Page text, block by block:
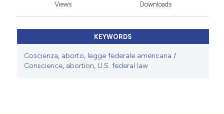
Views Downloads
KEYWORDS
Coscienza, aborto, legge federale americana /
Conscience, abortion, U.S. federal law